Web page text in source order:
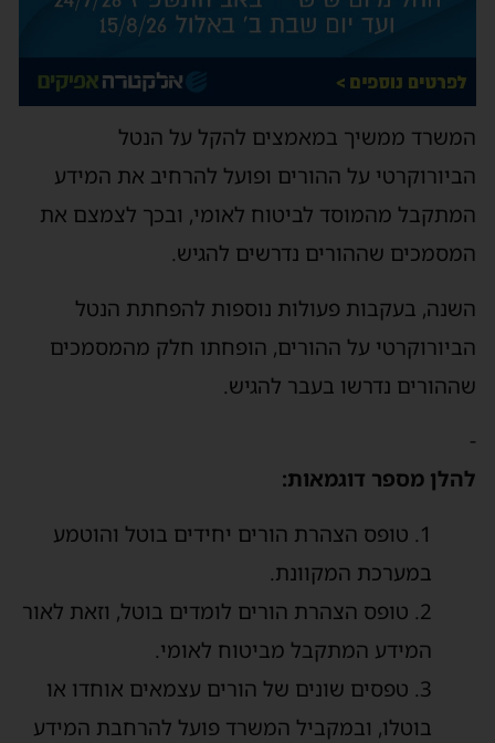
המשרד ממשיך במאמצים להקל על הנטל
הביורוקרטי על ההורים ופועל להרחיב את המידע
המתקבל מהמוסד לביטוח לאומי, ובכך לצמצם את
המסמכים שההורים נדרשים להגיש.
השנה, בעקבות פעולות נוספות להפחתת הנטל
הביורוקרטי על ההורים, הופחתו חלק מהמסמכים
שההורים נדרשו בעבר להגיש.
-
להלן מספר דוגמאות:
1. טופס הצהרת הורים יחידים בוטל והוטמע
במערכת המקוונת.
2. טופס הצהרת הורים לומדים בוטל, וזאת לאור
המידע המתקבל מביטוח לאומי.
3. טפסים שונים של הורים עצמאים אוחדו או
בוטלו, ובמקביל המשרד פועל להרחבת המידע